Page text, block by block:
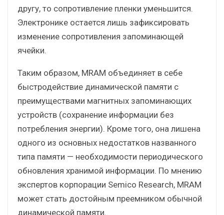
другу, то сопротивление пленки уменьшится.
Электронике остается лишь зафиксировать
изменение сопротивления запоминающей
ячейки.
Таким образом, MRAM объединяет в себе
быстродействие динамической памяти с
преимуществами магнитных запоминающих
устройств (сохранение информации без
потребления энергии). Кроме того, она лишена
одного из основных недостатков названного
типа памяти — необходимости периодического
обновления хранимой информации. По мнению
экспертов корпорации Semico Research, MRAM
может стать достойным преемником обычной
динамической памяти.